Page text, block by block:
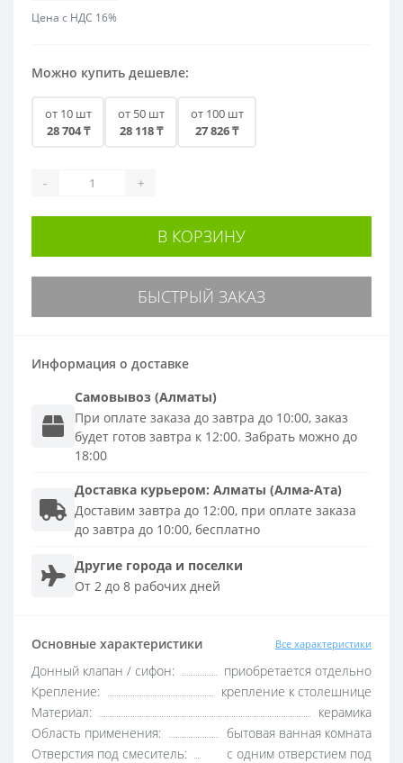
Цена с НДС 16%
Можно купить дешевле:
от 10 шт
28 704 ₸
от 50 шт
28 118 ₸
от 100 шт
27 826 ₸
- +
В КОРЗИНУ
БЫСТРЫЙ ЗАКАЗ
Информация о доставке
Самовывоз (Алматы)
При оплате заказа до завтра до 10:00, заказ
будет готов завтра к 12:00. Забрать можно до
18:00
Доставка курьером: Алматы (Алма-Ата)
Доставим завтра до 12:00, при оплате заказа
до завтра до 10:00, бесплатно
Другие города и поселки
От 2 до 8 рабочих дней
Основные характеристики Все характеристики
Донный клапан / сифон:
приобретается отдельно
Крепление:
крепление к столешнице
Материал:
керамика
Область применения:
бытовая ванная комната
Отверстия под смеситель:
с одним отверстием под